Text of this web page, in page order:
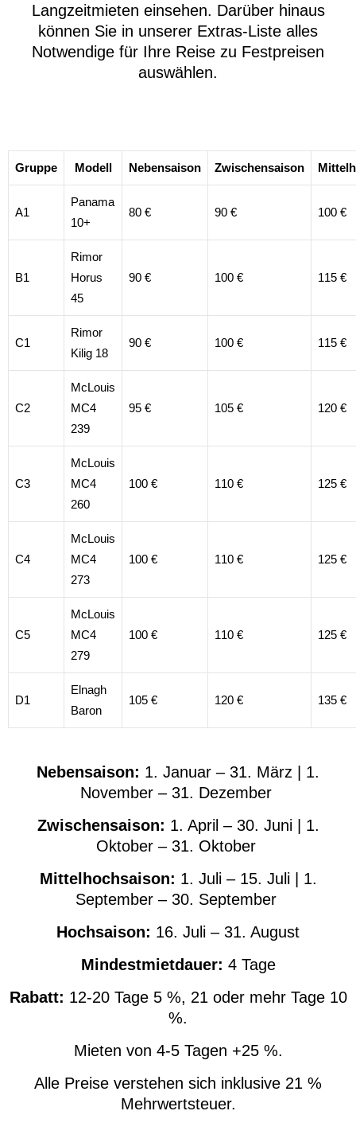
Langzeitmieten einsehen. Darüber hinaus
können Sie in unserer Extras-Liste alles
Notwendige für Ihre Reise zu Festpreisen
auswählen.
Gruppe Modell Nebensaison Zwischensaison
A1
Panama
10+
80 € 90 € 100 €
B1
Rimor
Horus
45
90 € 100 € 115 €
C1
Rimor
Kilig 18
90 € 100 € 115 €
C2
McLouis
MC4
239
95 € 105 € 120 €
C3
McLouis
MC4
260
100 € 110 € 125 €
C4
McLouis
MC4
273
100 € 110 € 125 €
C5
McLouis
MC4
279
100 € 110 € 125 €
D1
Elnagh
Baron
105 € 120 € 135 €
Nebensaison: 1. Januar – 31. März | 1.
November – 31. Dezember
Zwischensaison: 1. April – 30. Juni | 1.
Oktober – 31. Oktober
Mittelhochsaison: 1. Juli – 15. Juli | 1.
September – 30. September
Hochsaison: 16. Juli – 31. August
Mindestmietdauer: 4 Tage
Rabatt: 12-20 Tage 5 %, 21 oder mehr Tage 10
%.
Mieten von 4-5 Tagen +25 %.
Alle Preise verstehen sich inklusive 21 %
Mehrwertsteuer.